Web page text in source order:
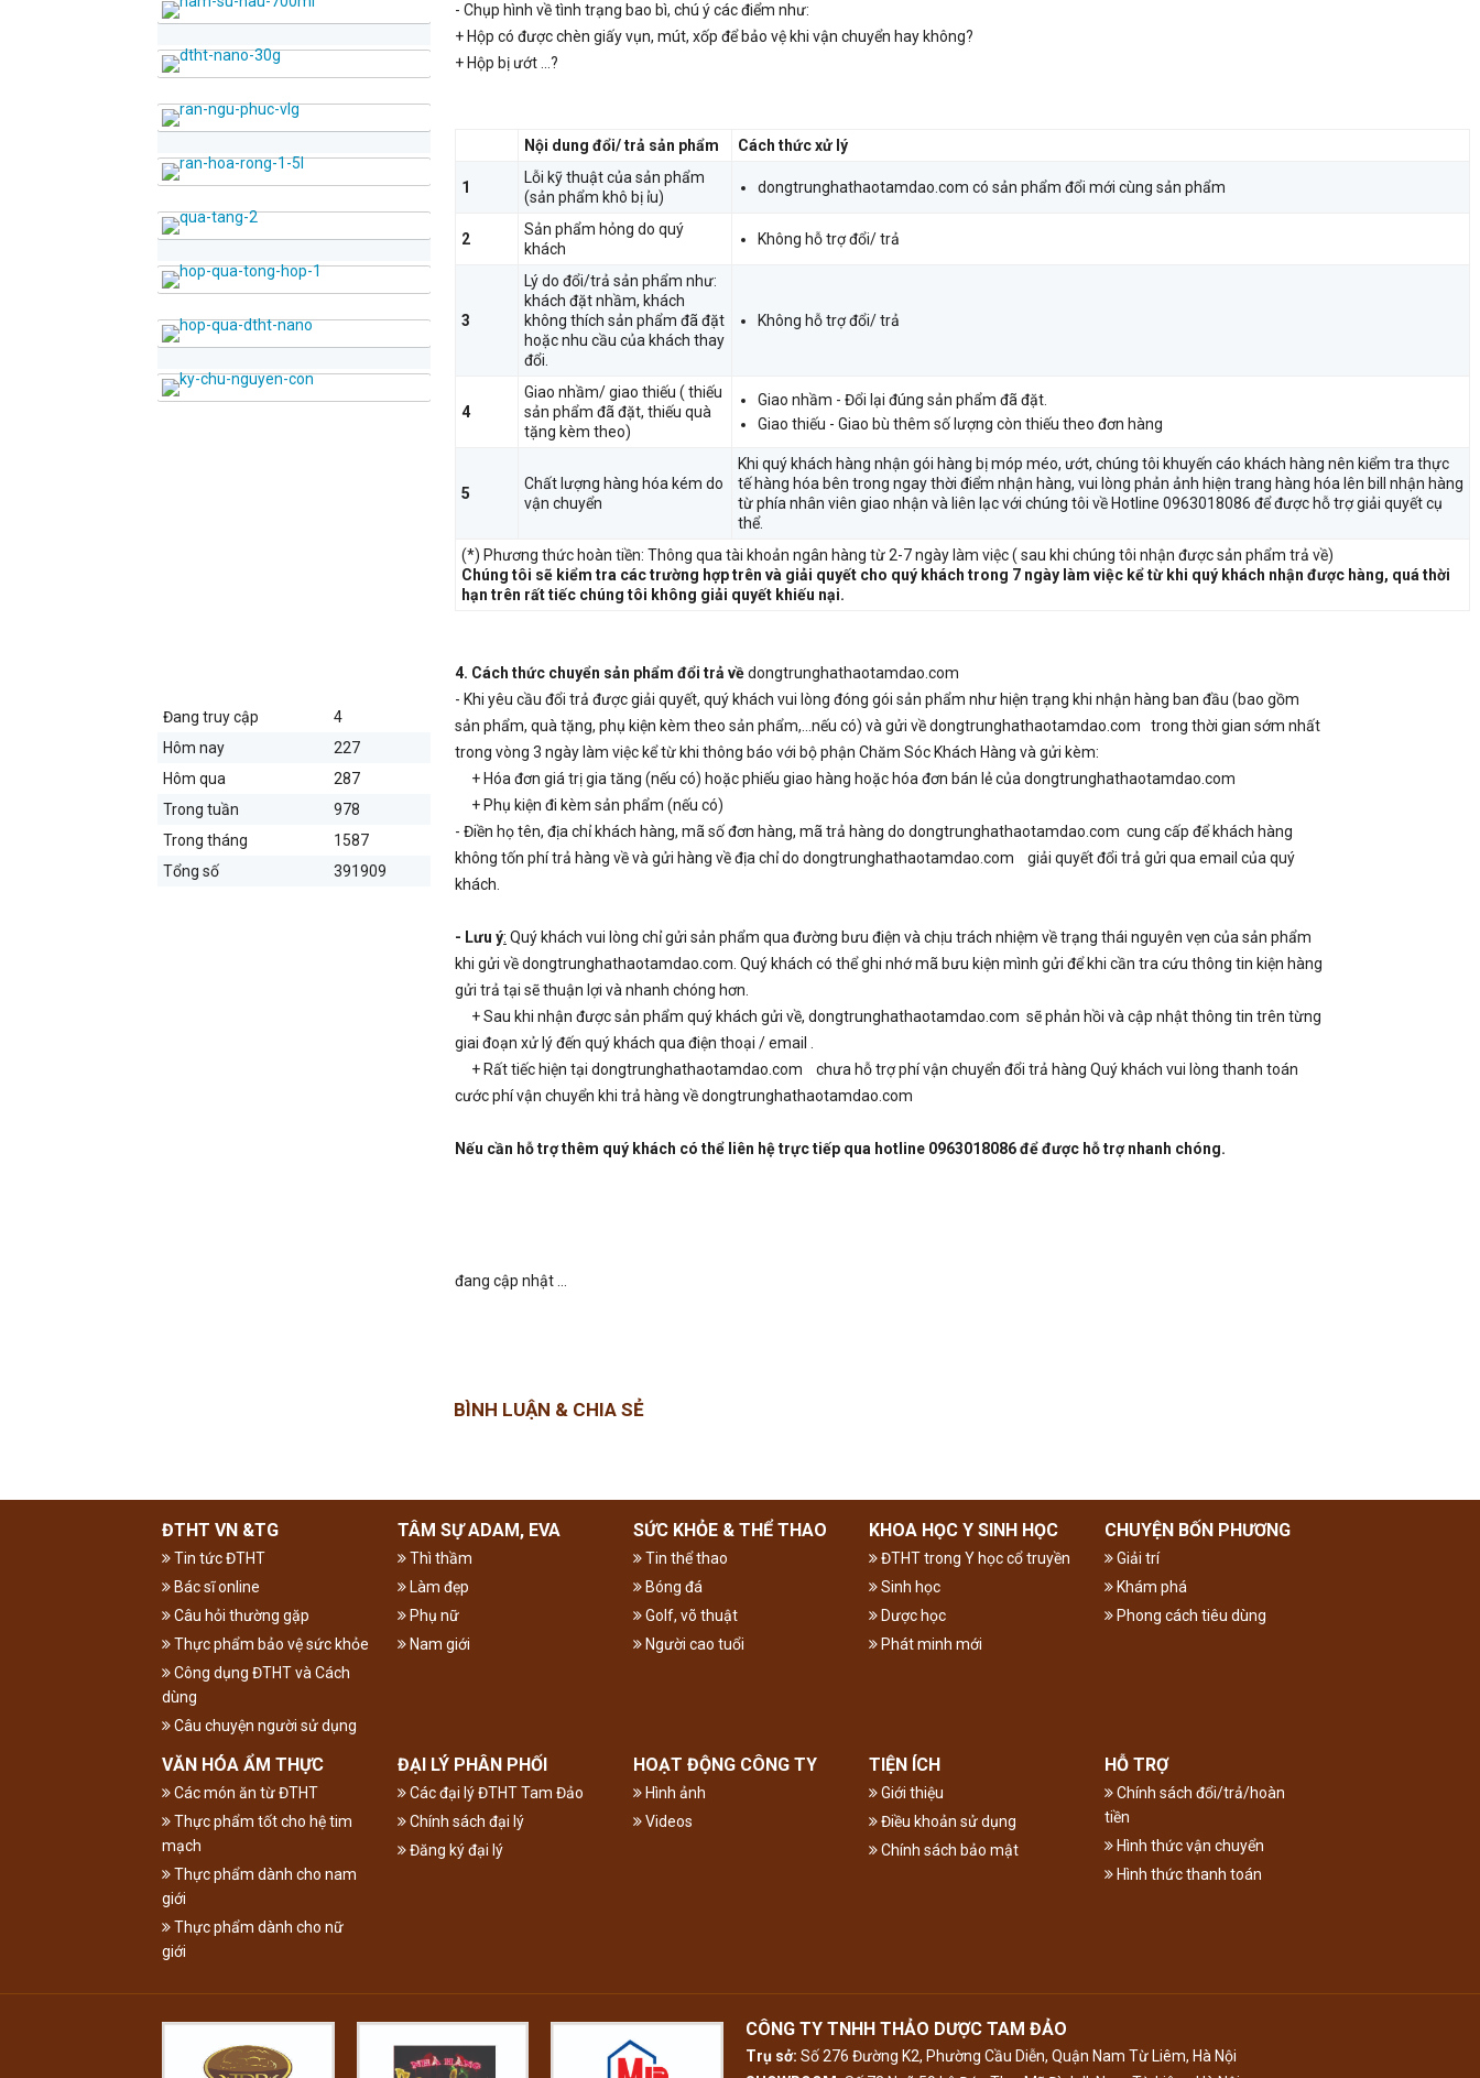
Đang truy cập
4
Hôm nay
227
Hôm qua
287
Trong tuần
978
Trong tháng
1587
Tổng số
391909
- Chụp hình về tình trạng bao bì, chú ý các điểm như:
+ Hộp có được chèn giấy vụn, mút, xốp để bảo vệ khi vận chuyển hay không?
+ Hộp bị ướt …?
Nội dung đổi/ trả sản phẩm Cách thức xử lý
1
Lỗi kỹ thuật của sản phẩm
(sản phẩm khô bị ỉu)
dongtrunghathaotamdao.com có sản phẩm đổi mới cùng sản phẩm
2
Sản phẩm hỏng do quý
khách
Không hỗ trợ đổi/ trả
3
Lý do đổi/trả sản phẩm như:
khách đặt nhầm, khách
không thích sản phẩm đã đặt
hoặc nhu cầu của khách thay
đổi.
Không hỗ trợ đổi/ trả
4
Giao nhầm/ giao thiếu ( thiếu
sản phẩm đã đặt, thiếu quà
tặng kèm theo)
Giao nhầm - Đổi lại đúng sản phẩm đã đặt.
Giao thiếu - Giao bù thêm số lượng còn thiếu theo đơn hàng
5
Chất lượng hàng hóa kém do
vận chuyển
Khi quý khách hàng nhận gói hàng bị móp méo, ướt, chúng tôi khuyến cáo khách hàng nên kiểm tra thực
tế hàng hóa bên trong ngay thời điểm nhận hàng, vui lòng phản ảnh hiện trang hàng hóa lên bill nhận hàng
từ phía nhân viên giao nhận và liên lạc với chúng tôi về Hotline 0963018086 để được hỗ trợ giải quyết cụ
thể.
(*) Phương thức hoàn tiền: Thông qua tài khoản ngân hàng từ 2-7 ngày làm việc ( sau khi chúng tôi nhận được sản phẩm trả về)
Chúng tôi sẽ kiểm tra các trường hợp trên và giải quyết cho quý khách trong 7 ngày làm việc kể từ khi quý khách nhận được hàng, quá thời
hạn trên rất tiếc chúng tôi không giải quyết khiếu nại.
4. Cách thức chuyển sản phẩm đổi trả vềdongtrunghathaotamdao.com
- Khi yêu cầu đổi trả được giải quyết, quý khách vui lòng đóng gói sản phẩm như hiện trạng khi nhận hàng ban đầu (bao gồm
sản phẩm, quà tặng, phụ kiện kèm theo sản phẩm,…nếu có) và gửi về dongtrunghathaotamdao.com trong thời gian sớm nhất
trong vòng 3 ngày làm việc kể từ khi thông báo với bộ phận Chăm Sóc Khách Hàng và gửi kèm:
+ Hóa đơn giá trị gia tăng (nếu có) hoặc phiếu giao hàng hoặc hóa đơn bán lẻ của dongtrunghathaotamdao.com
+ Phụ kiện đi kèm sản phẩm (nếu có)
- Điền họ tên, địa chỉ khách hàng, mã số đơn hàng, mã trả hàng do dongtrunghathaotamdao.com cung cấp để khách hàng
không tốn phí trả hàng về và gửi hàng về địa chỉ do dongtrunghathaotamdao.com giải quyết đổi trả gửi qua email của quý
khách.
- Lưu ý: Quý khách vui lòng chỉ gửi sản phẩm qua đường bưu điện và chịu trách nhiệm về trạng thái nguyên vẹn của sản phẩm
khi gửi về dongtrunghathaotamdao.com. Quý khách có thể ghi nhớ mã bưu kiện mình gửi để khi cần tra cứu thông tin kiện hàng
gửi trả tại sẽ thuận lợi và nhanh chóng hơn.
+ Sau khi nhận được sản phẩm quý khách gửi về, dongtrunghathaotamdao.com sẽ phản hồi và cập nhật thông tin trên từng
giai đoạn xử lý đến quý khách qua điện thoại / email .
+ Rất tiếc hiện tại dongtrunghathaotamdao.com chưa hỗ trợ phí vận chuyển đổi trả hàng Quý khách vui lòng thanh toán
cước phí vận chuyển khi trả hàng về dongtrunghathaotamdao.com
Nếu cần hỗ trợ thêm quý khách có thể liên hệ trực tiếp qua hotline 0963018086để được hỗ trợ nhanh chóng.
đang cập nhật ...
BÌNH LUẬN & CHIA SẺ
ĐTHT VN &TG
Tin tức ĐTHT
Bác sĩ online
Câu hỏi thường gặp
Thực phẩm bảo vệ sức khỏe
Công dụng ĐTHT và Cách
dùng
Câu chuyện người sử dụng
TÂM SỰ ADAM, EVA
Thì thầm
Làm đẹp
Phụ nữ
Nam giới
SỨC KHỎE & THỂ THAO
Tin thể thao
Bóng đá
Golf, võ thuật
Người cao tuổi
KHOA HỌC Y SINH HỌC
ĐTHT trong Y học cổ truyền
Sinh học
Dược học
Phát minh mới
CHUYỆN BỐN PHƯƠNG
Giải trí
Khám phá
Phong cách tiêu dùng
VĂN HÓA ẨM THỰC
Các món ăn từ ĐTHT
Thực phẩm tốt cho hệ tim
mạch
Thực phẩm dành cho nam
giới
Thực phẩm dành cho nữ
giới
ĐẠI LÝ PHÂN PHỐI
Các đại lý ĐTHT Tam Đảo
Chính sách đại lý
Đăng ký đại lý
HOẠT ĐỘNG CÔNG TY
Hình ảnh
Videos
TIỆN ÍCH
Giới thiệu
Điều khoản sử dụng
Chính sách bảo mật
HỖ TRỢ
Chính sách đổi/trả/hoàn
tiền
Hình thức vận chuyển
Hình thức thanh toán
CÔNG TY TNHH THẢO DƯỢC TAM ĐẢO
Trụ sở: Số 276 Đường K2, Phường Cầu Diễn, Quận Nam Từ Liêm, Hà Nội